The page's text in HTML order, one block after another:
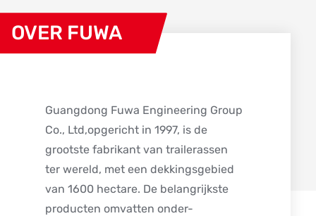
OVER FUWA
Guangdong Fuwa Engineering Group
Co., Ltd,opgericht in 1997, is de
grootste fabrikant van trailerassen
ter wereld, met een dekkingsgebied
van 1600 hectare. De belangrijkste
producten omvatten onder-